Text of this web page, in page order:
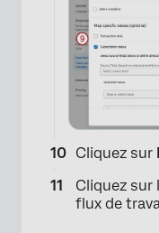
Cliquez sur
Cliquez sur
flux de